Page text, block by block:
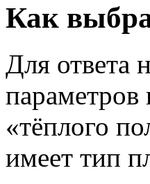
Как
Для ответа
параметров
«тёплого
имеет тип